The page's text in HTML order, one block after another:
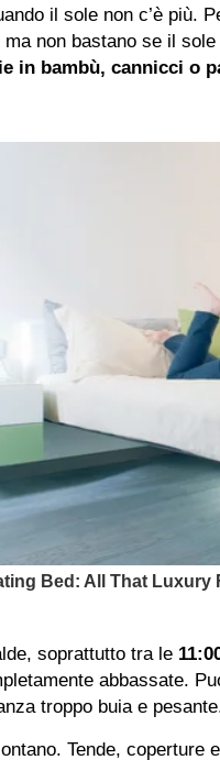
il sole non c’è più.
ma non bastano se il
in bambù, cannicci o
soprattutto tra le
abbassate.
troppo buia e
Tende, coperture